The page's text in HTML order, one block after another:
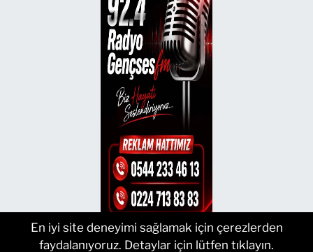
En iyi site deneyimi sağlamak için çerezlerden
faydalanıyoruz. Detaylar için lütfen tıklayın.